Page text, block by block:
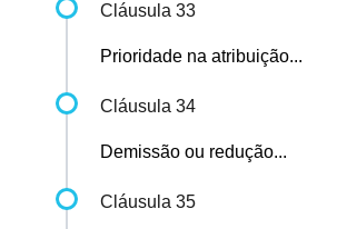
Cláusula 33
Prioridade na atribuição...
Cláusula 34
Demissão ou redução...
Cláusula 35